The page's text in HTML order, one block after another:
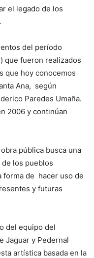
el legado de los
del período
que fueron realizados
que hoy conocemos
Ana, según
Paredes Umaña.
2006 y continúan
pública busca una
los pueblos
forma de hacer uso de
y futuras
del equipo del
Jaguar y Pedernal
artística basada en la